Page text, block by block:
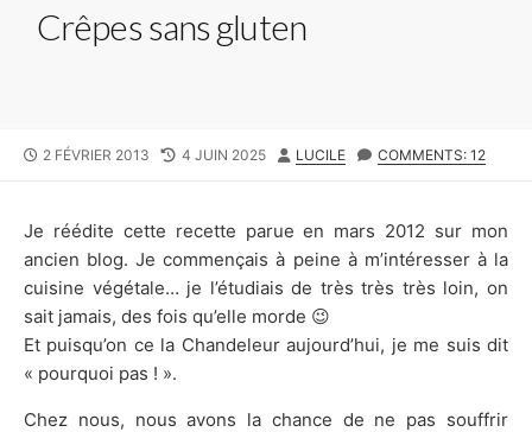
Crêpes sans gluten
PUBLISHED
2 FÉVRIER 2013
LAST
4 JUIN 2025 AUTHOR
LUCILE COMMENTS: 12
Je réédite cette recette parue en mars 2012 sur mon
ancien blog. Je commençais à peine à m’intéresser à la
cuisine végétale… je l’étudiais de très très très loin, on
sait jamais, des fois qu’elle morde 😉
Et puisqu’on ce la Chandeleur aujourd’hui, je me suis dit
« pourquoi pas ! ».
Chez nous, nous avons la chance de ne pas souffrir